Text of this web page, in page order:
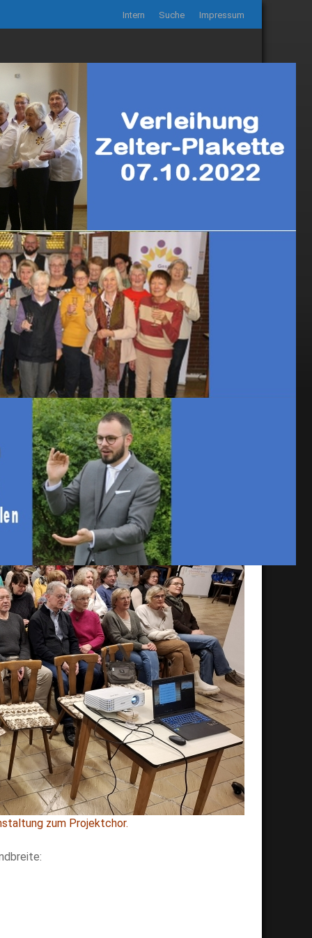
Intern Suche Impressum
mit oder ohne Chorerfahrung.
Mörlen entsteht ein vielseitiges
zum Projektchor.